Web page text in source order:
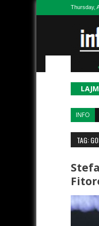
Skip to content
Thursday,
INFO
TAG: